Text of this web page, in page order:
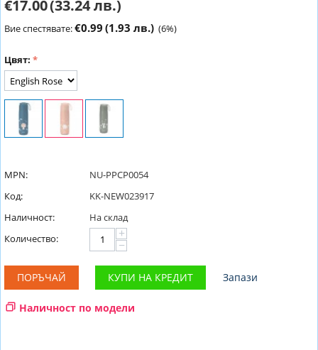
€17.00(33.24 лв.)
Вие спестявате:€0.99 (1.93 лв.) (6%)
Цвят:
MPN:
NU-PPCP0054
Код:
KK-NEW023917
Наличност:
На склад
Количество:
+
−
ПОРЪЧАЙ КУПИ НА КРЕДИТ Запази
Наличност по модели